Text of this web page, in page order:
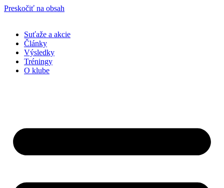
Preskočiť na obsah
Suťaže a akcie
Články
Výsledky
Tréningy
O klube